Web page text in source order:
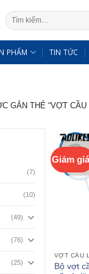
Tìm
kiếm:
PHẨM TIN TỨC
GẮN THẺ “VỢT CẦU
(7)
(10)
(49)
(76)
(25)
Giảm
VỢT CẦU
Bộ vợt